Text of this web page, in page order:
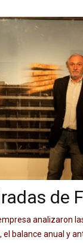
de
analizaron
el balance anual y